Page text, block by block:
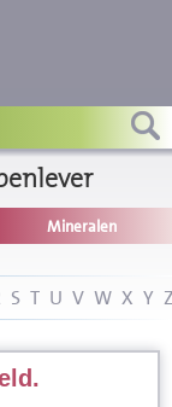
Mineralen
S T U V W X Y